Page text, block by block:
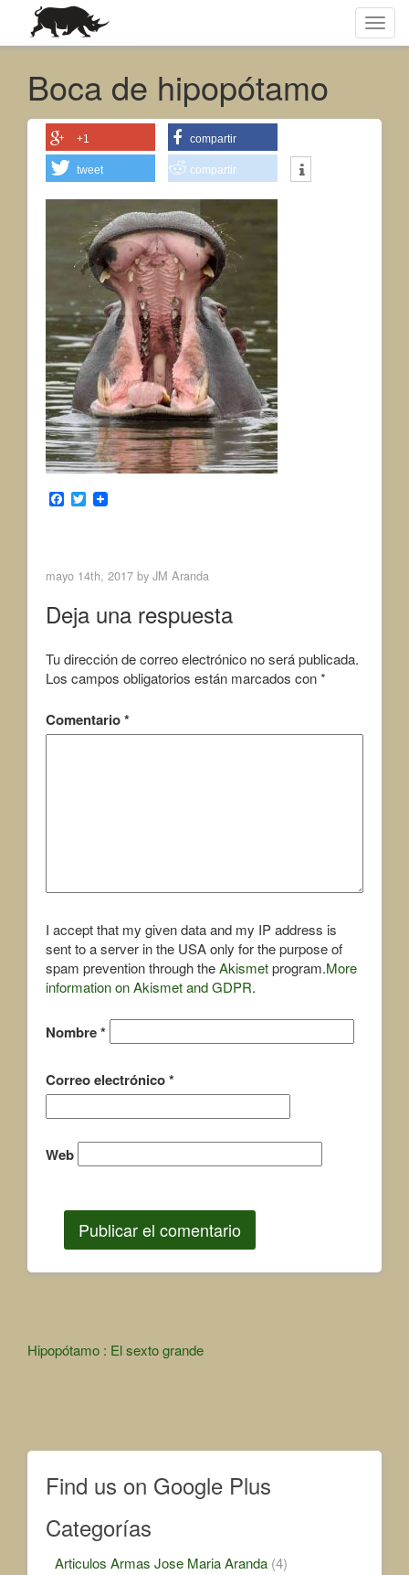
Boca de hipopótamo
+1 compartir
tweet compartir
F
a
o
o
T
w
e
r
mayo 14th, 2017 by JM Aranda
Deja una respuesta
Tu dirección de correo electrónico no será publicada.
Los campos obligatorios están marcados con*
Comentario*
I accept that my given data and my IP address is
sent to a server in the USA only for the purpose of
spam prevention through theAkismetprogram.More
information on Akismet and GDPR.
Nombre*
Correo electrónico*
Web
Other
Hipopótamo : El sexto grande
Find us on Google Plus
Categorías
Articulos Armas Jose Maria Aranda (4)